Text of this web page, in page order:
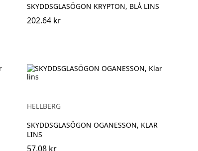
SKYDDSGLASÖGON KRYPTON, BLÅ LINS
202.64 kr
HELLBERG
SKYDDSGLASÖGON OGANESSON, KLAR
LINS
57.08 kr